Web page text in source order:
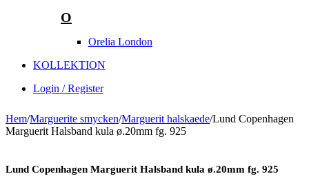
O
Orelia London
KOLLEKTION
Login / Register
Hem/Marguerite smycken/Marguerit halskaede/Lund Copenhagen
Marguerit Halsband kula ø.20mm fg. 925
Lund Copenhagen Marguerit Halsband kula ø.20mm fg. 925